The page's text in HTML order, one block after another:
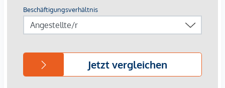
Charakter der Liegenschaft und runden das Gesamtbild ab.
Fazit:Diese sanierungsbedürftige Wohnung bietet eine
Gestaltungsfreiheit und wertsteigerndes
Entwicklungspotenzial legen. Die Einheit überzeugt durch